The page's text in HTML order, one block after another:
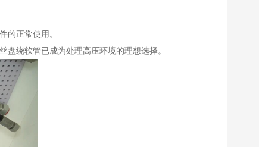
的正常使用。
绕软管已成为处理高压环境的理想选择。